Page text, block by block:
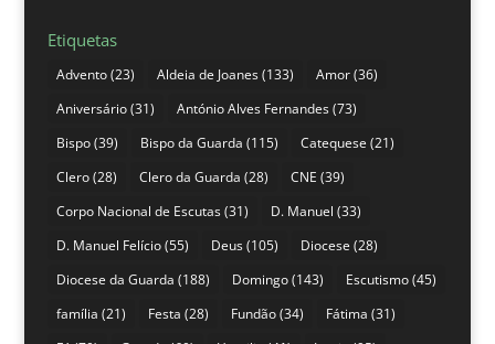
Etiquetas
Advento(23) Aldeia de Joanes(133) Amor(36)
Aniversário(31) António Alves Fernandes(73)
Bispo(39) Bispo da Guarda (115) Catequese (21)
Clero(28) Clero da Guarda (28) CNE (39)
Corpo Nacional de Escutas(31) D. Manuel (33)
D. Manuel Felício(55) Deus(105) Diocese (28)
Diocese da Guarda (188) Domingo(143) Escutismo(45)
família (21) Festa (28) Fundão(34) Fátima (31)